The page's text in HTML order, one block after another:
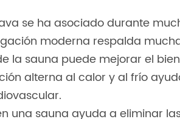
se ha asociado durante
moderna respalda
la sauna puede mejorar el
alterna al calor y al frío
una sauna ayuda a eliminar